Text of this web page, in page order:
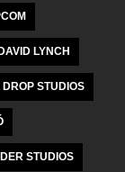
DAVID LYNCH
DROP STUDIOS
STUDIOS